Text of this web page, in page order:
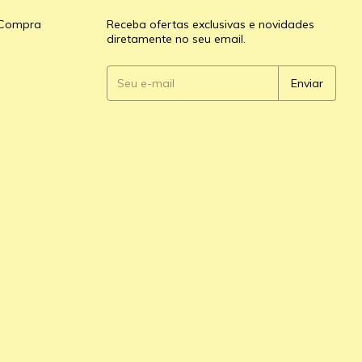
Receba ofertas exclusivas e novidades
diretamente no seu email.